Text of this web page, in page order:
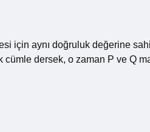
için aynı doğruluk değerine
dersek, o zaman P ve Q